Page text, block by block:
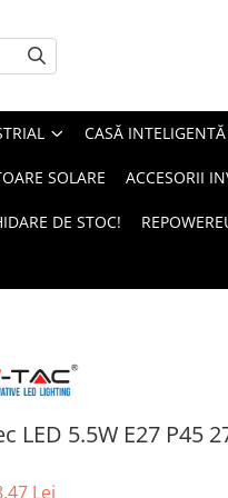
CASĂ INTELIGENTĂ
SOLARE ACCESORII
DE STOC!
LED 5.5W E27 P45
Lei